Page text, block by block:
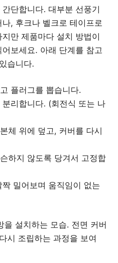
단합니다. 대부분 선풍기
, 후크나 벨크로 테이프로
만 제품마다 설치 방법이
보세요. 아래 단계를 참고
습니다.
플러그를 뽑습니다.
리합니다. (회전식 또는 나
체 위에 덮고, 커버를 다시
하지 않도록 당겨서 고정합
밀어보며 움직임이 없는
을 설치하는 모습. 전면 커버
시 조립하는 과정을 보여